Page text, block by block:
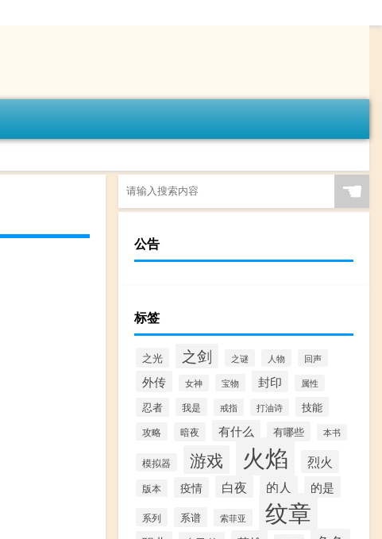
☚
公告
标签
之光 之剑 之谜 人物 回声
外传 女神 宝物 封印 属性
忍者 我是 戒指 打油诗 技能
攻略 暗夜 有什么 有哪些 本书
模拟器 游戏 火焰 烈火
版本 疫情 白夜 的人 的是
系列 系谱 索菲亚 纹章